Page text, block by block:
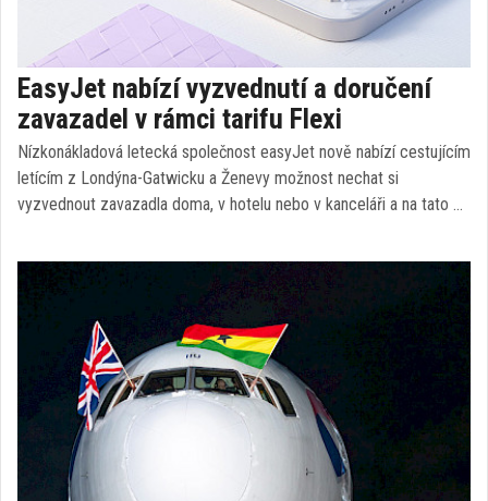
EasyJet nabízí vyzvednutí a doručení
zavazadel v rámci tarifu Flexi
Nízkonákladová letecká společnost easyJet nově nabízí cestujícím
letícím z Londýna-Gatwicku a Ženevy možnost nechat si
vyzvednout zavazadla doma, v hotelu nebo v kanceláři a na tato …